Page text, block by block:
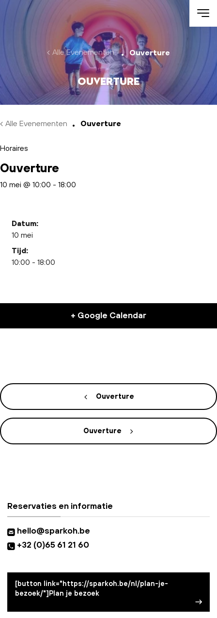
Skip to main content
Alle Evenementen Ouverture
Ouverture
Alle Evenementen Ouverture
Horaires
Ouverture
10 mei @ 10:00 - 18:00
Datum:
10 mei
Tijd:
10:00 - 18:00
+ Google Calendar
Ouverture
Ouverture
Reservaties en informatie
hello@sparkoh.be
+32 (0)65 61 21 60
[button link="https://sparkoh.be/nl/plan-je-
bezoek/"]Plan je bezoek